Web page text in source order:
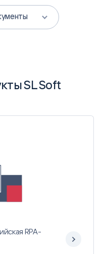
SL Soft
RPA-